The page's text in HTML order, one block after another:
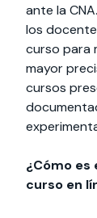
ante la
los
curso para
mayor
cursos
¿Cómo
curso en